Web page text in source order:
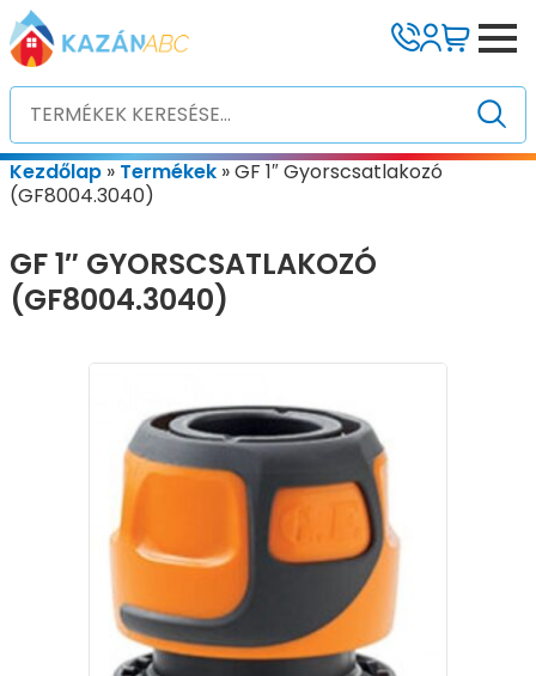
Kezdőlap » Termékek »GF 1″ Gyorscsatlakozó
(GF8004.3040)
GF 1″ GYORSCSATLAKOZÓ
(GF8004.3040)